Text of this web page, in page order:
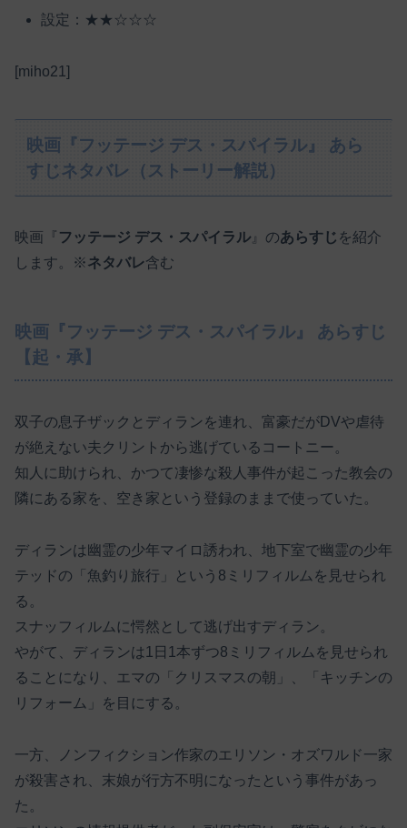
設定：★★☆☆☆
[miho21]
映画『フッテージ デス・スパイラル』 あら
すじネタバレ（ストーリー解説）
映画『 フッテージ デス・スパイラル』のあらすじ を紹介
します。※ネタバレ含む
映画『フッテージ デス・スパイラル』 あらすじ
【起・承】
双子の息子ザックとディランを連れ、富豪だがDVや虐待
が絶えない夫クリントから逃げているコートニー。
知人に助けられ、かつて凄惨な殺人事件が起こった教会の
隣にある家を、空き家という登録のままで使っていた。
ディランは幽霊の少年マイロ誘われ、地下室で幽霊の少年
テッドの「魚釣り旅行」という8ミリフィルムを見せられ
る。
スナッフィルムに愕然として逃げ出すディラン。
やがて、ディランは1日1本ずつ8ミリフィルムを見せられ
ることになり、エマの「クリスマスの朝」、「キッチンの
リフォーム」を目にする。
一方、ノンフィクション作家のエリソン・オズワルド一家
が殺害され、末娘が行方不明になったという事件があっ
た。